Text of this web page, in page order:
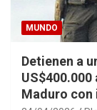
MUNDO
Detienen a
Maduro